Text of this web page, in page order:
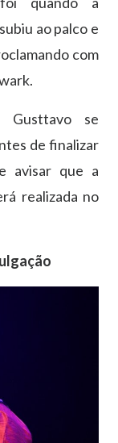
ao palco e
com
Gusttavo se
de finalizar
avisar que a
realizada no